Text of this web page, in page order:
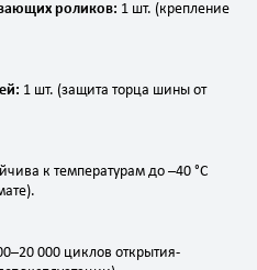
роликов: 1 шт. (крепление
1 шт. (защита торца шины от
к температурам до –40 °C
000 циклов открытия-